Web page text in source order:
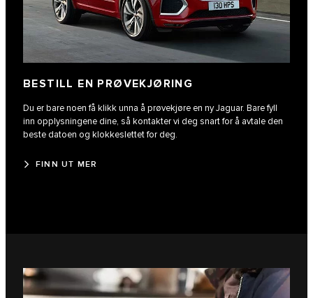
BESTILL EN PRØVEKJØRING
Du er bare noen få klikk unna å prøvekjøre en ny Jaguar. Bare fyll
inn opplysningene dine, så kontakter vi deg snart for å avtale den
beste datoen og klokkeslettet for deg.
FINN UT MER